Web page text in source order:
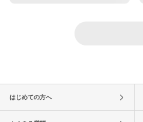
はじめての方へ